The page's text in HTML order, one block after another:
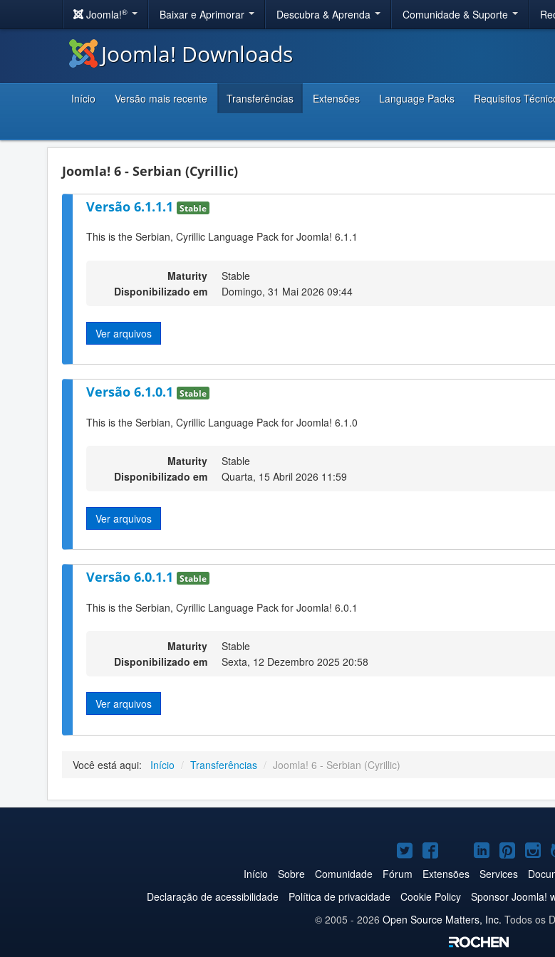
Joomla!® Baixar e Aprimorar Descubra & Aprenda Comunidade & Suporte
Joomla! Downloads
Início Versão mais recente Transferências Extensões Language Packs Requisitos
Joomla! 6 - Serbian (Cyrillic)
Versão 6.1.1.1 Stable
This is the Serbian, Cyrillic Language Pack for Joomla! 6.1.1
Maturity
Stable
Disponibilizado em
Domingo, 31 Mai 2026 09:44
Ver arquivos
Versão 6.1.0.1 Stable
This is the Serbian, Cyrillic Language Pack for Joomla! 6.1.0
Maturity
Stable
Disponibilizado em
Quarta, 15 Abril 2026 11:59
Ver arquivos
Versão 6.0.1.1 Stable
This is the Serbian, Cyrillic Language Pack for Joomla! 6.0.1
Maturity
Stable
Disponibilizado em
Sexta, 12 Dezembro 2025 20:58
Ver arquivos
Você está aqui: Início / Transferências / Joomla! 6 - Serbian (Cyrillic)
Joomla!
no
Twitter
Joomla!
no
Facebook
Joomla!
no
YouTube
Joomla!
no
LinkedIn
no
no
Início Sobre Comunidade Fórum Extensões Services
Declaração de acessibilidade
Política de privacidade Cookie Policy Sponsor Joomla!
© 2005 - 2026 Open Source Matters, Inc. Todos os